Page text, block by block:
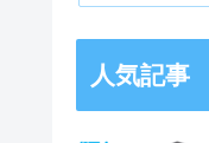
人気記事